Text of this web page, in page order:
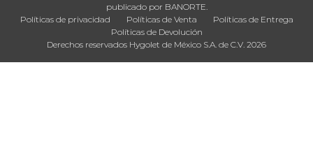
publicado por BANORTE.
Políticas de privacidad
Políticas de Venta
Políticas de Entrega
Políticas de Devolución
Derechos reservados Hygolet de México S.A. de C.V. 2026